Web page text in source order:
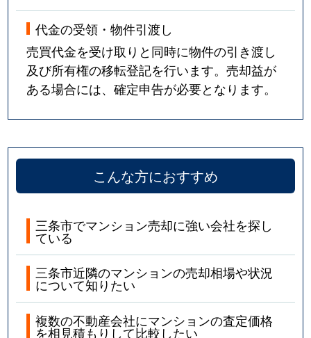
代金の受領・物件引渡し
売買代金を受け取りと同時に物件の引き渡し
及び所有権の移転登記を行います。売却益が
ある場合には、確定申告が必要となります。
こんな方におすすめ
三条市でマンション売却に強い会社を探し
ている
三条市近隣のマンションの売却相場や状況
について知りたい
複数の不動産会社にマンションの査定価格
を相見積もりして比較したい